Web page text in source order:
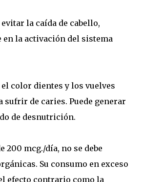
la caída de cabello,
en la activación del sistema
el color dientes y los vuelves
sufrir de caries. Puede generar
de desnutrición.
200 mcg./día, no se debe
Su consumo en exceso
efecto contrario como la